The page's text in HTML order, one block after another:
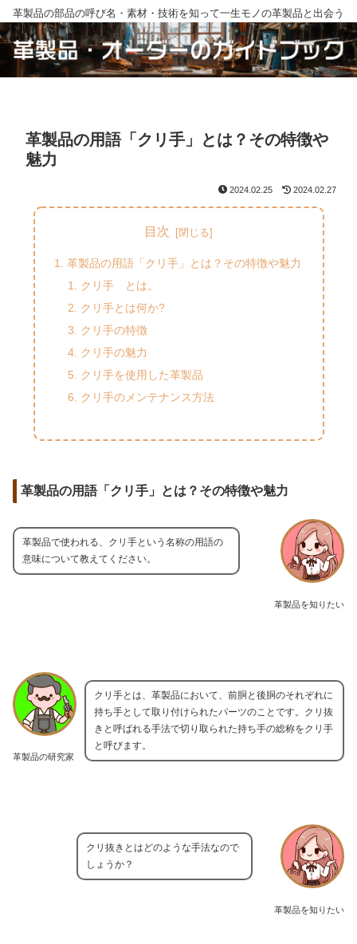
革製品の部品の呼び名・素材・技術を知って一生モノの革製品と出会う
革製品の用語「クリ手」とは？その特徴や
魅力
2024.02.25 2024.02.27
目次
革製品の用語「クリ手」とは？その特徴や魅力
クリ手 とは。
クリ手とは何か?
クリ手の特徴
クリ手の魅力
クリ手を使用した革製品
クリ手のメンテナンス方法
革製品の用語「クリ手」とは？その特徴や魅力
革製品を知りたい
革製品で使われる、クリ手という名称の用語の
意味について教えてください。
革製品の研究家
クリ手とは、革製品において、前胴と後胴のそれぞれに
持ち手として取り付けられたパーツのことです。クリ抜
きと呼ばれる手法で切り取られた持ち手の総称をクリ手
と呼びます。
革製品を知りたい
クリ抜きとはどのような手法なので
しょうか？